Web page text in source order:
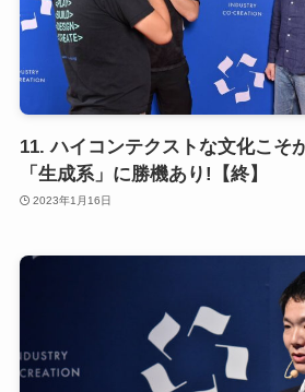
11. ハイコンテクストな文化こそ
「生成系」に勝機あり!【終】
2023年1月16日